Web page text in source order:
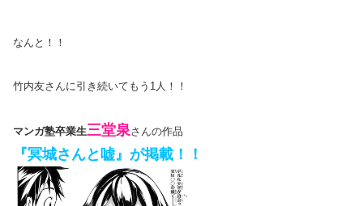
なんと！！
竹内友さんに引き続いてもう1人！！
マンガ塾卒業生三堂泉さんの作品
『冥城さんと嘘』が掲載！！